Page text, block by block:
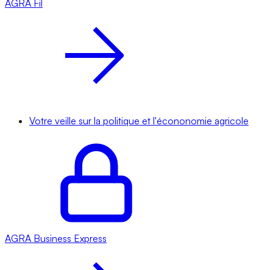
AGRA Fil
Votre veille sur la politique et l'écononomie agricole
AGRA Business Express